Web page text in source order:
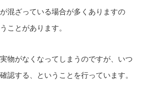
混ざっている場合が多くありますの
ことがあります。
物がなくなってしまうのですが、いつ
認する、ということを行っています。